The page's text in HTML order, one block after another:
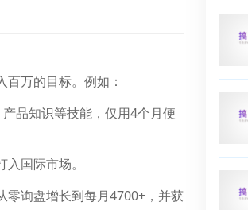
万的目标。例如：
品知识等技能，仅用4个月便
国际市场。
询盘增长到每月4700+，并获